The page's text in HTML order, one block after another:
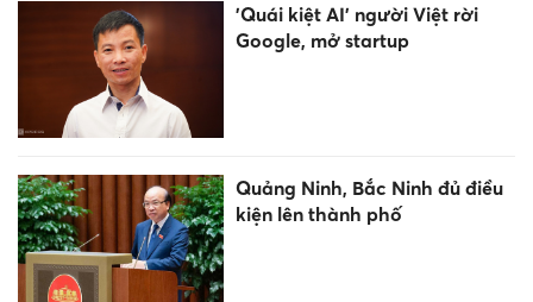
'Quái kiệt AI' người Việt rời
Google, mở startup
Quảng Ninh, Bắc Ninh đủ điều
kiện lên thành phố